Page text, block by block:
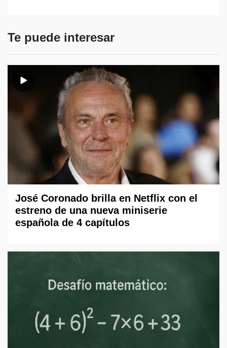
Te puede interesar
José Coronado brilla en Netflix con el
estreno de una nueva miniserie
española de 4 capítulos